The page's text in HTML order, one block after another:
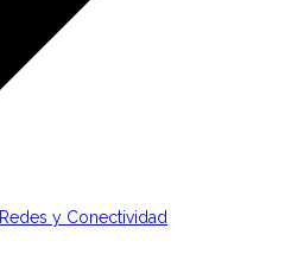
Redes y Conectividad